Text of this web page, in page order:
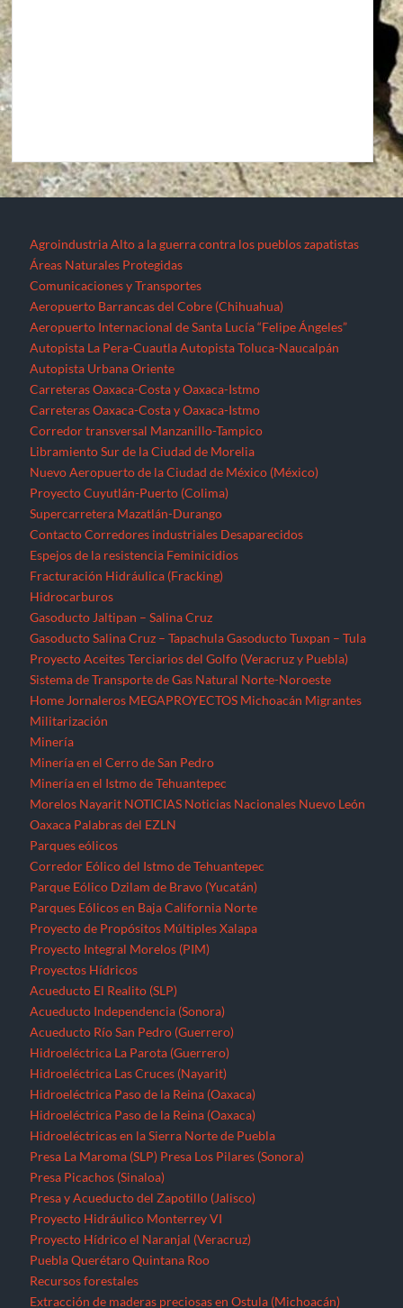
Agroindustria Alto a la guerra contra los pueblos zapatistas
Áreas Naturales Protegidas
Comunicaciones y Transportes
Aeropuerto Barrancas del Cobre (Chihuahua)
Aeropuerto Internacional de Santa Lucía “Felipe Ángeles”
Autopista La Pera-Cuautla Autopista Toluca-Naucalpán
Autopista Urbana Oriente
Carreteras Oaxaca-Costa y Oaxaca-Istmo
Carreteras Oaxaca-Costa y Oaxaca-Istmo
Corredor transversal Manzanillo-Tampico
Libramiento Sur de la Ciudad de Morelia
Nuevo Aeropuerto de la Ciudad de México (México)
Proyecto Cuyutlán-Puerto (Colima)
Supercarretera Mazatlán-Durango
Contacto Corredores industriales Desaparecidos
Espejos de la resistencia Feminicidios
Fracturación Hidráulica (Fracking)
Hidrocarburos
Gasoducto Jaltipan – Salina Cruz
Gasoducto Salina Cruz – Tapachula Gasoducto Tuxpan – Tula
Proyecto Aceites Terciarios del Golfo (Veracruz y Puebla)
Sistema de Transporte de Gas Natural Norte-Noroeste
Home Jornaleros MEGAPROYECTOS Michoacán Migrantes
Militarización
Minería
Minería en el Cerro de San Pedro
Minería en el Istmo de Tehuantepec
Morelos Nayarit NOTICIAS Noticias Nacionales Nuevo León
Oaxaca Palabras del EZLN
Parques eólicos
Corredor Eólico del Istmo de Tehuantepec
Parque Eólico Dzilam de Bravo (Yucatán)
Parques Eólicos en Baja California Norte
Proyecto de Propósitos Múltiples Xalapa
Proyecto Integral Morelos (PIM)
Proyectos Hídricos
Acueducto El Realito (SLP)
Acueducto Independencia (Sonora)
Acueducto Río San Pedro (Guerrero)
Hidroeléctrica La Parota (Guerrero)
Hidroeléctrica Las Cruces (Nayarit)
Hidroeléctrica Paso de la Reina (Oaxaca)
Hidroeléctrica Paso de la Reina (Oaxaca)
Hidroeléctricas en la Sierra Norte de Puebla
Presa La Maroma (SLP) Presa Los Pilares (Sonora)
Presa Picachos (Sinaloa)
Presa y Acueducto del Zapotillo (Jalisco)
Proyecto Hidráulico Monterrey VI
Proyecto Hídrico el Naranjal (Veracruz)
Puebla Querétaro Quintana Roo
Recursos forestales
Extracción de maderas preciosas en Ostula (Michoacán)